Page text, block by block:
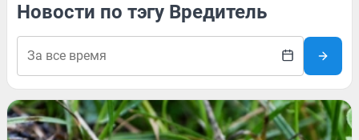
Новости по тэгу Вредитель